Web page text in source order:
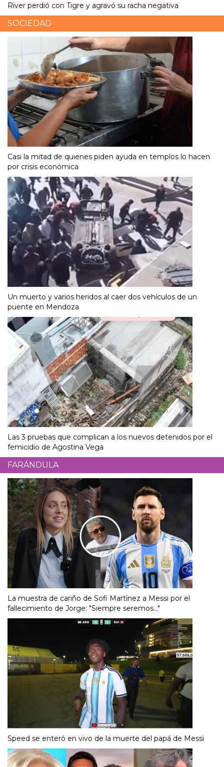
River perdió con Tigre y agravó su racha negativa
SOCIEDAD
Casi la mitad de quienes piden ayuda en templos lo hacen
por crisis económica
Un muerto y varios heridos al caer dos vehículos de un
puente en Mendoza
Las 3 pruebas que complican a los nuevos detenidos por el
femicidio de Agostina Vega
FARÁNDULA
La muestra de cariño de Sofi Martínez a Messi por el
fallecimiento de Jorge: "Siempre seremos..."
Speed se enteró en vivo de la muerte del papá de Messi